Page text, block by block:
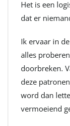
Het is een
dat er
Ik ervaar in
alles
doorbreken.
deze
word dan
vermoeiend